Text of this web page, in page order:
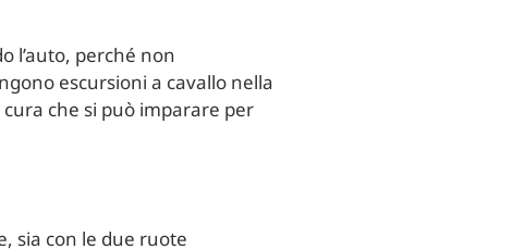
l’auto, perché non
escursioni a cavallo nella
che si può imparare per
sia con le due ruote